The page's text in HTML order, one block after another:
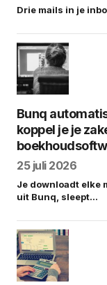
Drie mails in je
Bunq
koppel je je
25 juli 2026
Je downloadt elke
uit Bunq, sleept…